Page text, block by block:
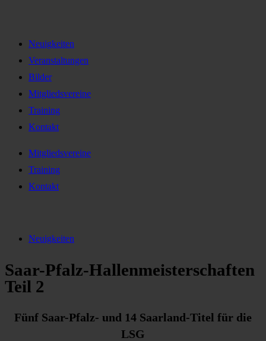
Neuigkeiten
Veranstaltungen
Bilder
Mitgliedsvereine
Training
Kontakt
Mitgliedsvereine
Training
Kontakt
Neuigkeiten
Saar-Pfalz-Hallenmeisterschaften
Teil 2
Fünf Saar-Pfalz- und 14 Saarland-Titel für die
LSG